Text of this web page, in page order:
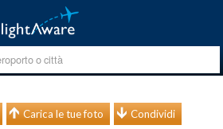
Carica le tue foto Condividi